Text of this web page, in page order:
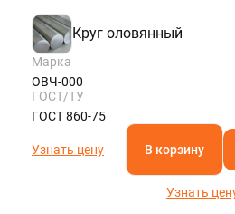
Круг оловянный
Марка
ОВЧ-000
ГОСТ/ТУ
ГОСТ 860-75
Узнать цену В корзину
Узнать